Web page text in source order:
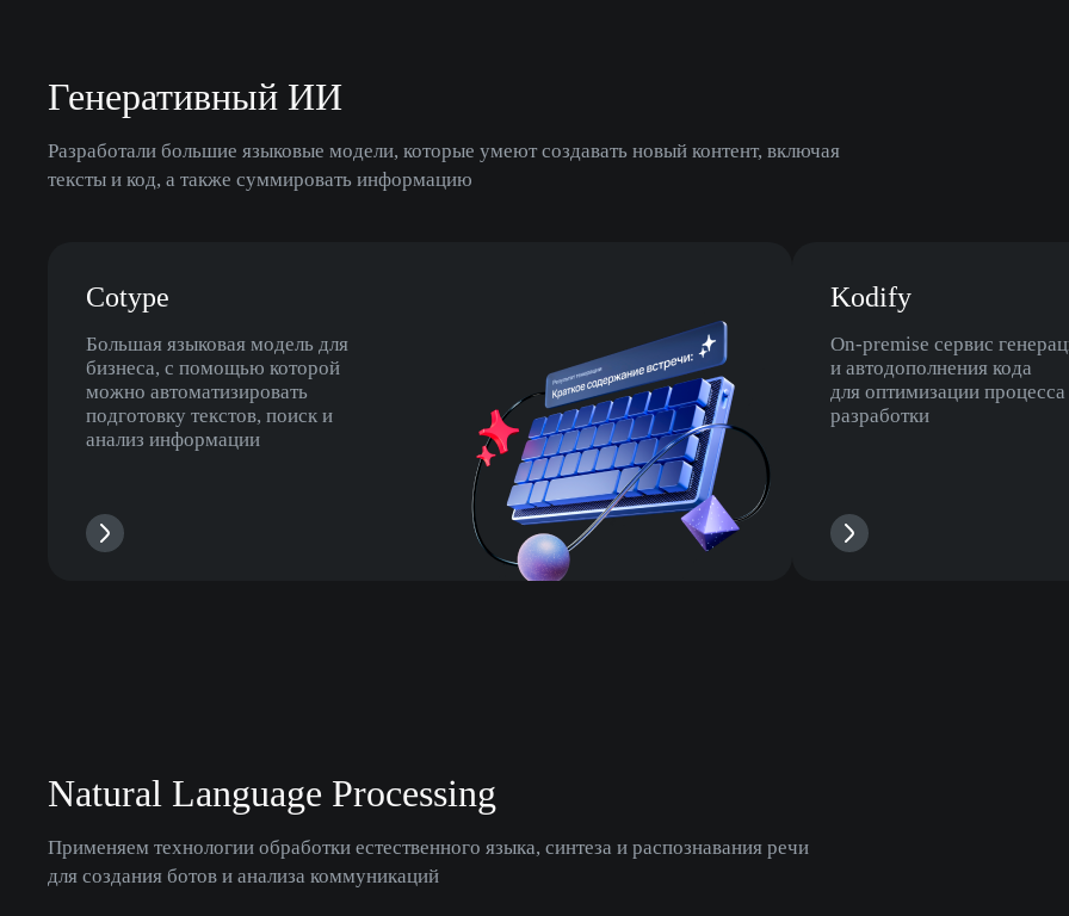
Генеративный ИИ
Разработали большие языковые модели, которые умеют создавать новый контент, включая
тексты и код, а также суммировать информацию
Cotype
Большая языковая модель для
бизнеса, с помощью которой
можно автоматизировать
подготовку текстов, поиск и
анализ информации
Kodify
Оn-premise сервис
и автодополнения кода
для оптимизации процесса
разработки
Natural Language Processing
Применяем технологии обработки естественного языка, синтеза и распознавания речи
для создания ботов и анализа коммуникаций